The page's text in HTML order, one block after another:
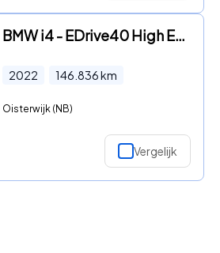
BMW i4 - EDrive40 High Executive 84 kWh/M-pakket/Leder/head-up
2022 146.836km
Oisterwijk (NB)
Vergelijk